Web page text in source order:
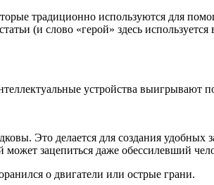
традиционно используются для
(и слово «герой» здесь
устройства выигрывают по
Это делается для создания
зацепиться даже обессилевший
о двигатели или острые грани.